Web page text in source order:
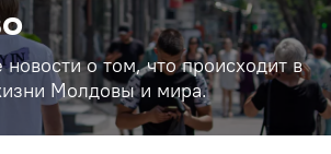
новости о том, что происходит в
Молдовы и мира.